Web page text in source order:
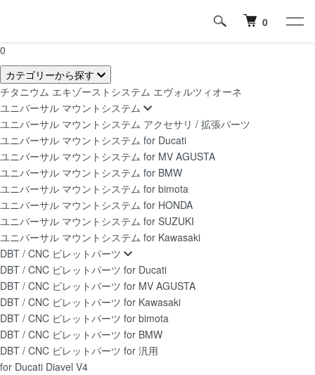
0
0
カテゴリーから探す
チタニウム エキゾーストシステム エヴォルツィオーネ
ユニバーサル マウントシステム
ユニバーサル マウントシステム アクセサリ / 拡張パーツ
ユニバーサル マウントシステム for Ducati
ユニバーサル マウントシステム for MV AGUSTA
ユニバーサル マウントシステム for BMW
ユニバーサル マウントシステム for bimota
ユニバーサル マウントシステム for HONDA
ユニバーサル マウントシステム for SUZUKI
ユニバーサル マウントシステム for Kawasaki
DBT / CNC ビレットパーツ
DBT / CNC ビレットパーツ for Ducati
DBT / CNC ビレットパーツ for MV AGUSTA
DBT / CNC ビレットパーツ for Kawasaki
DBT / CNC ビレットパーツ for bimota
DBT / CNC ビレットパーツ for BMW
DBT / CNC ビレットパーツ for 汎用
for Ducati Diavel V4